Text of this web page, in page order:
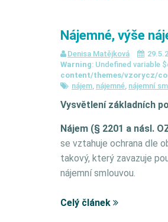
Nájemné, výše
Denisa Matějková
Warning: Undefined variable
content/themes/vzorycz/
nájem, nájemné, nájemní
Vysvětlení základních
Nájem (§ 2201 a násl.
se vztahuje ochrana dle
takový, který zavazuje
nájemní smlouvou.
Celý článek